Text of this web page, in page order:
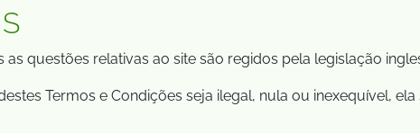
questões relativas ao site são regidos pela legislação
Termos e Condições seja ilegal, nula ou inexequível,